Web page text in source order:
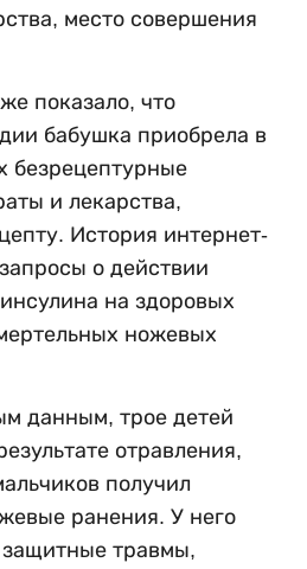
место совершения
показало, что
бабушка приобрела в
безрецептурные
и лекарства,
История интернет-
о действии
на здоровых
ножевых
данным, трое детей
отравления,
получил
ранения. У него
травмы,